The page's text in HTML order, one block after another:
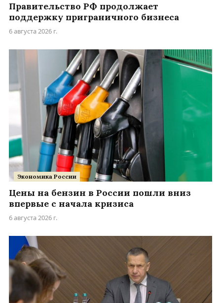
Правительство РФ продолжает
поддержку приграничного бизнеса
6 августа 2026 г.
Экономика России
Цены на бензин в России пошли вниз
впервые с начала кризиса
6 августа 2026 г.